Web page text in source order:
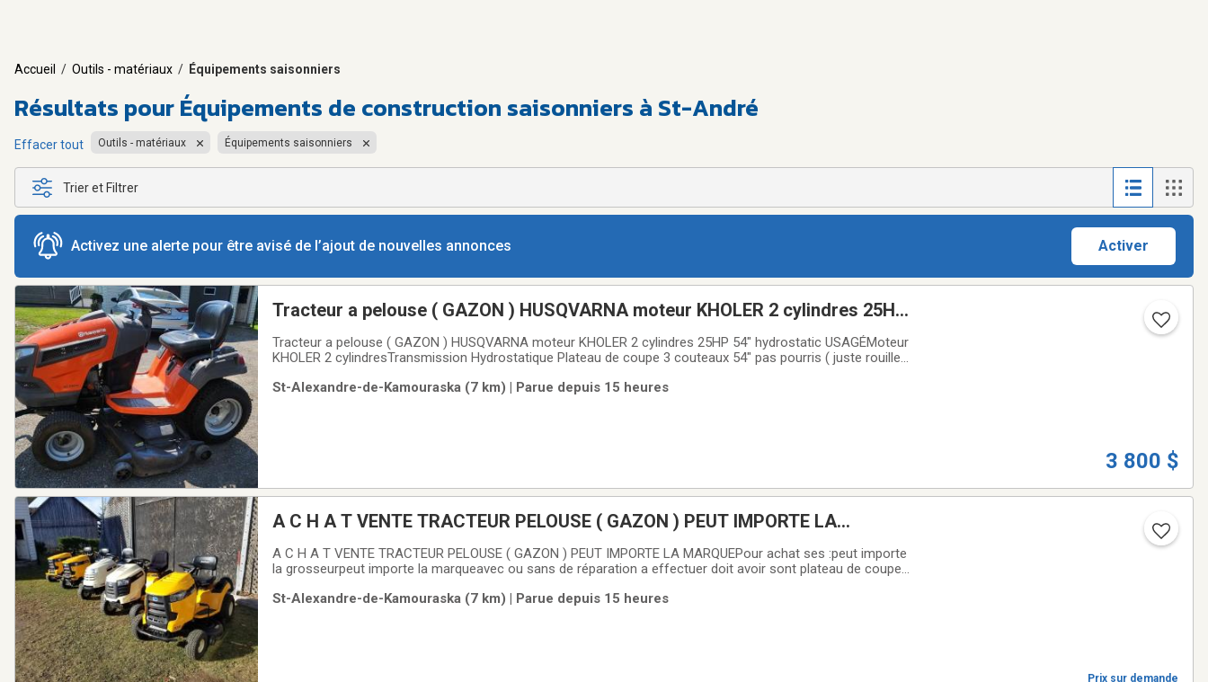
Accueil / Outils - matériaux / Équipements saisonniers
Résultats pourÉquipements de construction saisonniers à St-André
Effacer tout Outils - matériaux Équipements saisonniers
Trier et Filtrer
Activez une alerte pour être avisé de l’ajout de nouvelles annonces Activer
Tracteur a pelouse ( GAZON ) HUSQVARNA moteur KHOLER 2 cylindres 25HP
54" hydrostatic USAGÉ
Tracteur a pelouse ( GAZON ) HUSQVARNA moteur KHOLER 2 cylindres 25HP 54" hydrostatic USAGÉMoteur
KHOLER 2 cylindresTransmission Hydrostatique Plateau de coupe 3 couteaux 54" pas pourris ( juste rouille
neufNouvelle batterie3800$ ( argent
St-Alexandre-de-Kamouraska (7 km) | Parue depuis 15 heures
3 800 $
A C H A T VENTE TRACTEUR PELOUSE ( GAZON ) PEUT IMPORTE LA
A C H A T VENTE TRACTEUR PELOUSE ( GAZON ) PEUT IMPORTE LA MARQUEPour achat ses :peut importe
la grosseurpeut importe la marqueavec ou sans de réparation a effectuer doit avoir sont plateau de coupe
St-Alexandre-de-Kamouraska (7 km) | Parue depuis 15 heures
Prix sur demande